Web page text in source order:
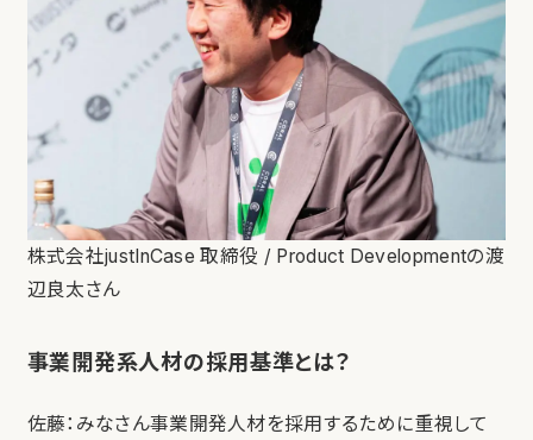
株式会社justInCase 取締役 / Product Developmentの渡
辺良太さん
事業開発系人材の採用基準とは？
佐藤：みなさん事業開発人材を採用するために重視して